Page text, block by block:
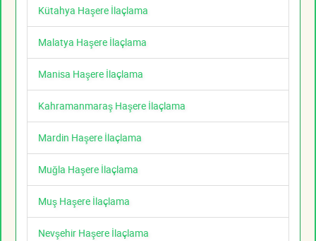
Kütahya Haşere İlaçlama
Malatya Haşere İlaçlama
Manisa Haşere İlaçlama
Kahramanmaraş Haşere İlaçlama
Mardin Haşere İlaçlama
Muğla Haşere İlaçlama
Muş Haşere İlaçlama
Nevşehir Haşere İlaçlama